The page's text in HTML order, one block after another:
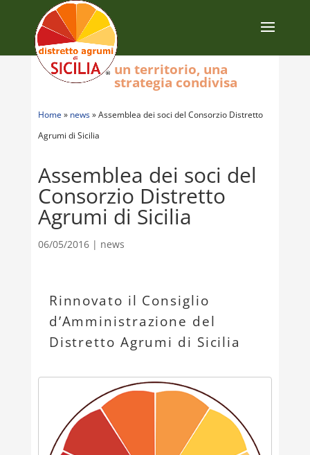
Home » news»Assemblea dei soci del Consorzio Distretto
Agrumi di Sicilia
Assemblea dei soci del
Consorzio Distretto
Agrumi di Sicilia
06/05/2016| news
Rinnovato il Consiglio
d’Amministrazione del
Distretto Agrumi di Sicilia
un territorio, una
strategia condivisa